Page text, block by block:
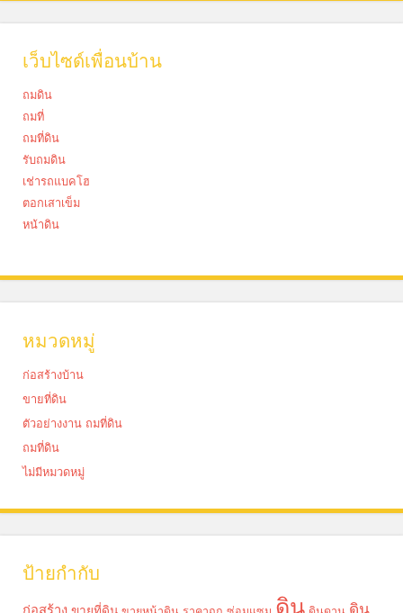
เว็บไซด์เพื่อนบ้าน
ถมดิน
ถมที่
ถมที่ดิน
รับถมดิน
เช่ารถแบคโฮ
ตอกเสาเข็ม
หน้าดิน
หมวดหมู่
ก่อสร้างบ้าน
ขายที่ดิน
ตัวอย่างงาน ถมที่ดิน
ถมที่ดิน
ไม่มีหมวดหมู่
ป้ายกำกับ
ดิน